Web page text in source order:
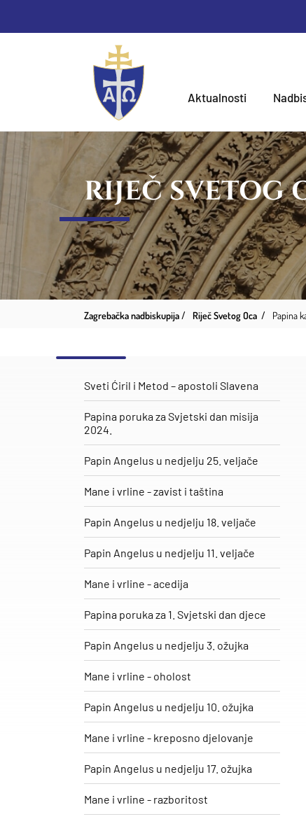
Aktualnosti
RIJEČ SVETOG
Zagrebačka nadbiskupija Riječ Svetog Oca Papina
Sveti Ćiril i Metod – apostoli Slavena
Papina poruka za Svjetski dan misija
2024.
Papin Angelus u nedjelju 25. veljače
​Mane i vrline - zavist i taština
Papin Angelus u nedjelju 18. veljače
Papin Angelus u nedjelju 11. veljače
Mane i vrline - acedija
Papina poruka za 1. Svjetski dan djece
Papin Angelus u nedjelju 3. ožujka
Mane i vrline - oholost
Papin Angelus u nedjelju 10. ožujka
Mane i vrline - kreposno djelovanje
Papin Angelus u nedjelju 17. ožujka
Mane i vrline - razboritost